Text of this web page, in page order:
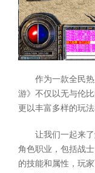
作为一款全民
游》不仅以无与伦
更以丰富多样的玩
让我们一起来
角色职业，包括战
的技能和属性，玩